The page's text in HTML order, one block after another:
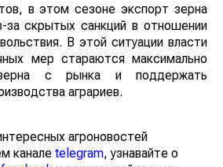
в этом сезоне экспорт зерна
за скрытых санкций в отношении
В этой ситуации власти
мер стараются максимально
с рынка и поддержать
аграриев.
агроновостей
канале telegram, узнавайте о